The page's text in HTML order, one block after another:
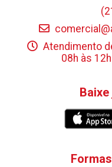
Atendimento
08h às